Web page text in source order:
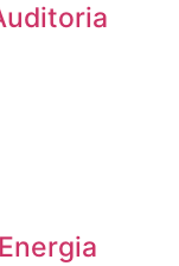
Energia